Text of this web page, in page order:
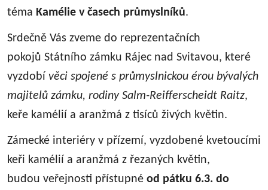
téma Kamélie v časech průmyslníků.
Srdečně Vás zveme do reprezentačních
pokojů Státního zámku Rájec nad Svitavou, které
vyzdobí věci spojené s průmyslnickou érou bývalých
majitelů zámku, rodiny Salm-Reifferscheidt Raitz,
keře kamélií a aranžmá z tisíců živých květin.
Zámecké interiéry v přízemí, vyzdobené kvetoucími
keři kamélií a aranžmá z řezaných květin,
budou veřejnosti přístupné od pátku 6.3. do